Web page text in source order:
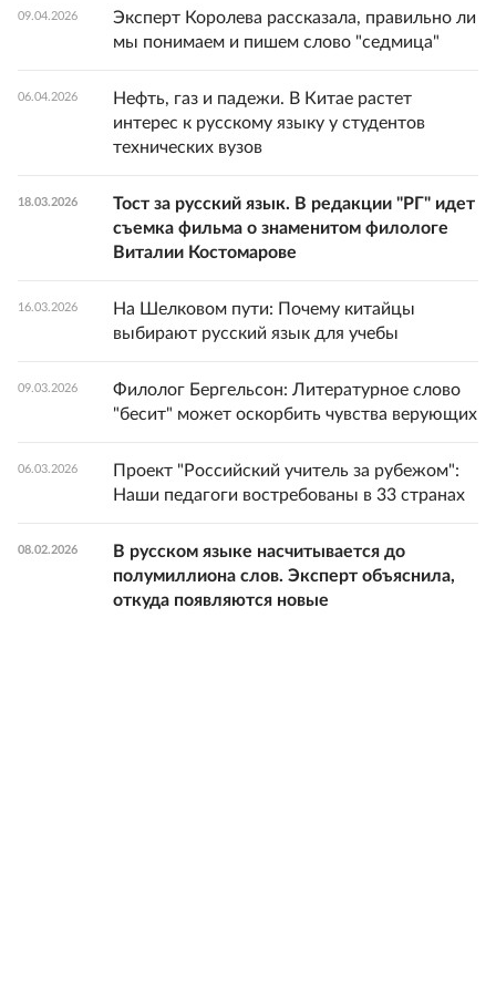
09.04.2026
Эксперт Королева рассказала, правильно ли
мы понимаем и пишем слово "седмица"
06.04.2026
Нефть, газ и падежи. В Китае растет
интерес к русскому языку у студентов
технических вузов
18.03.2026
Тост за русский язык. В редакции "РГ" идет
съемка фильма о знаменитом филологе
Виталии Костомарове
16.03.2026
На Шелковом пути: Почему китайцы
выбирают русский язык для учебы
09.03.2026
Филолог Бергельсон: Литературное слово
"бесит" может оскорбить чувства верующих
06.03.2026
Проект "Российский учитель за рубежом":
Наши педагоги востребованы в 33 странах
08.02.2026
В русском языке насчитывается до
полумиллиона слов. Эксперт объяснила,
откуда появляются новые